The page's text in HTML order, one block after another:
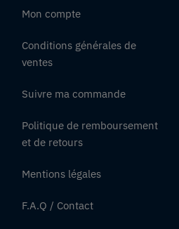
Mon compte
Conditions générales de
ventes
Suivre ma commande
Politique de remboursement
et de retours
Mentions légales
F.A.Q / Contact